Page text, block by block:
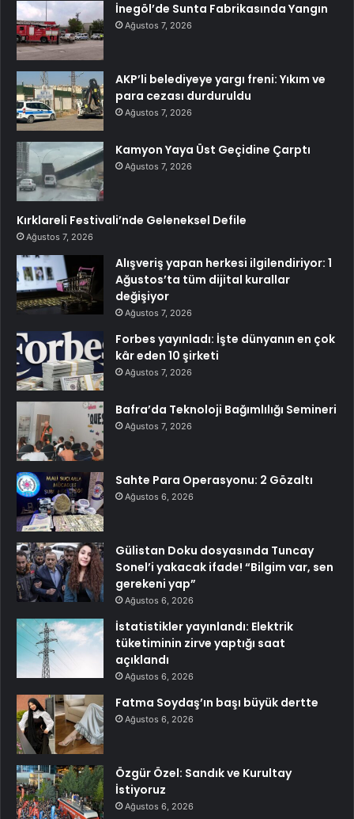
İnegöl’de Sunta Fabrikasında Yangın
Ağustos 7, 2026
AKP’li belediyeye yargı freni: Yıkım ve
para cezası durduruldu
Ağustos 7, 2026
Kamyon Yaya Üst Geçidine Çarptı
Ağustos 7, 2026
Kırklareli Festivali’nde Geleneksel Defile
Ağustos 7, 2026
Alışveriş yapan herkesi ilgilendiriyor: 1
Ağustos’ta tüm dijital kurallar
değişiyor
Ağustos 7, 2026
Forbes yayınladı: İşte dünyanın en çok
kâr eden 10 şirketi
Ağustos 7, 2026
Bafra’da Teknoloji Bağımlılığı Semineri
Ağustos 7, 2026
Sahte Para Operasyonu: 2 Gözaltı
Ağustos 6, 2026
Gülistan Doku dosyasında Tuncay
Sonel’i yakacak ifade! “Bilgim var, sen
gerekeni yap”
Ağustos 6, 2026
İstatistikler yayınlandı: Elektrik
tüketiminin zirve yaptığı saat
açıklandı
Ağustos 6, 2026
Fatma Soydaş’ın başı büyük dertte
Ağustos 6, 2026
Özgür Özel: Sandık ve Kurultay
İstiyoruz
Ağustos 6, 2026